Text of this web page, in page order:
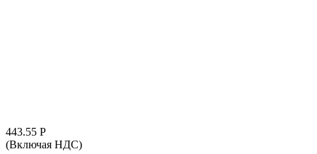
443.55 Р
(Включая НДС)